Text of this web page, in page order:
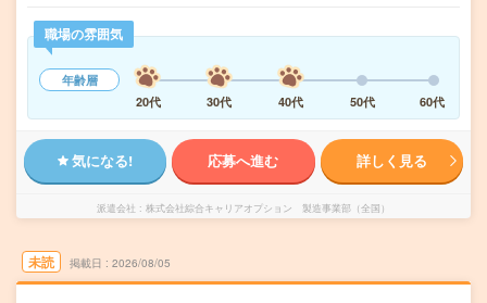
職場の雰囲気
年齢層
20代
30代 40代 50代 60代
気になる! 応募へ進む 詳しく見る
派遣会社 株式会社綜合キャリアオプション 製造事業部（全国）
未読 掲載日 2026/08/05